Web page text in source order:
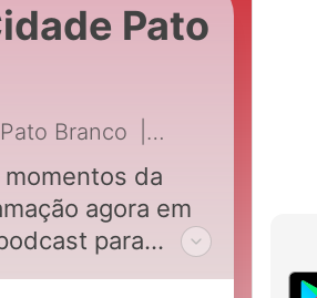
Pato
Branco 36 - Previsão
da
agora em
para